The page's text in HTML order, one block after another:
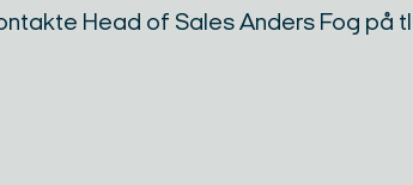
Head of Sales Anders Fog på